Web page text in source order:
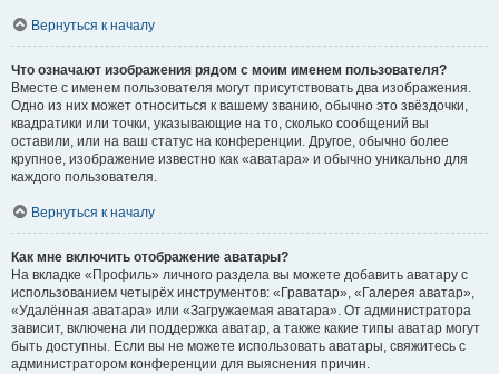
Вернуться к началу
Что означают изображения рядом с моим именем пользователя?
Вместе с именем пользователя могут присутствовать два изображения.
Одно из них может относиться к вашему званию, обычно это звёздочки,
квадратики или точки, указывающие на то, сколько сообщений вы
оставили, или на ваш статус на конференции. Другое, обычно более
крупное, изображение известно как «аватара» и обычно уникально для
каждого пользователя.
Вернуться к началу
Как мне включить отображение аватары?
На вкладке «Профиль» личного раздела вы можете добавить аватару с
использованием четырёх инструментов: «Граватар», «Галерея аватар»,
«Удалённая аватара» или «Загружаемая аватара». От администратора
зависит, включена ли поддержка аватар, а также какие типы аватар могут
быть доступны. Если вы не можете использовать аватары, свяжитесь с
администратором конференции для выяснения причин.